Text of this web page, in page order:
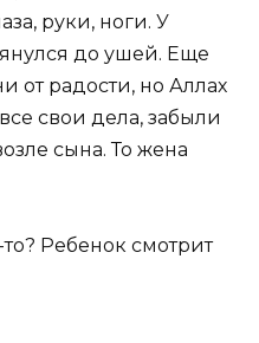
руки, ноги. У
до ушей. Еще
от радости, но Аллах
свои дела, забыли
сына. То жена
Ребенок смотрит